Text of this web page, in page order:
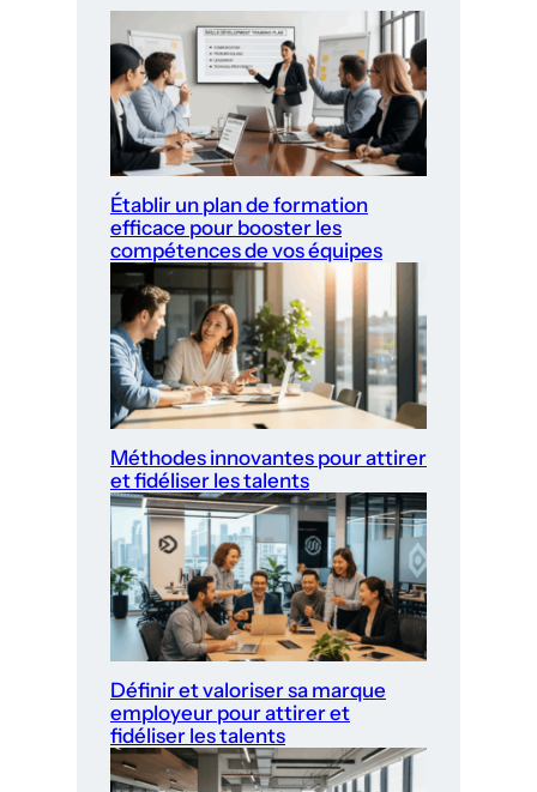
Établir un plan de formation
efficace pour booster les
compétences de vos équipes
Méthodes innovantes pour attirer
et fidéliser les talents
Définir et valoriser sa marque
employeur pour attirer et
fidéliser les talents